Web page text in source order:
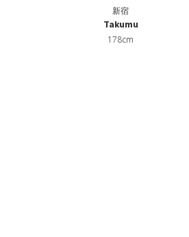
新宿
Takumu
178cm